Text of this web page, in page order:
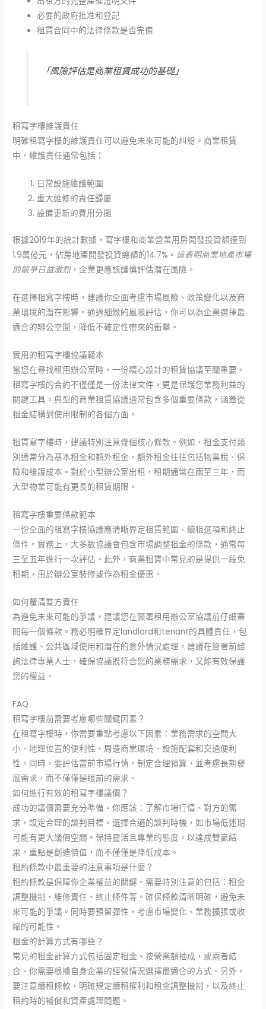
必要的政府批准和登記
租賃合同中的法律條款是否完備
「風險評估是商業租賃成功的基礎」
租寫字樓維護責任
明確租寫字樓的維護責任可以避免未來可能的糾紛。商業租賃
中，維護責任通常包括：
日常設施維護範圍
重大維修的責任歸屬
設備更新的費用分攤
根據2019年的統計數據，寫字樓和商業營業用房開發投資額達到
1.9萬億元，佔房地產開發投資總額的14.7%。這表明商業地產市場
的競爭日益激烈，企業更應該謹慎評估潛在風險。
在選擇租寫字樓時，建議你全面考慮市場風險、政策變化以及商
業環境的潛在影響。通過細緻的風險評估，你可以為企業選擇最
適合的辦公空間，降低不確定性帶來的衝擊。
實用的租寫字樓協議範本
當您在尋找租用辦公室時，一份精心設計的租賃協議至關重要。
租寫字樓的合約不僅僅是一份法律文件，更是保護您業務利益的
關鍵工具。典型的商業租賃協議通常包含多個重要條款，涵蓋從
租金結構到使用限制的各個方面。
租賃寫字樓時，建議特別注意幾個核心條款。例如，租金支付類
別通常分為基本租金和額外租金，額外租金往往包括物業稅、保
險和維護成本。對於小型辦公室出租，租期通常在兩至三年，而
大型物業可能有更長的租賃期限。
租寫字樓重要條款範本
一份全面的租寫字樓協議應清晰界定租賃範圍、續租選項和終止
條件。實務上，大多數協議會包含市場調整租金的條款，通常每
三至五年進行一次評估。此外，商業租賃中常見的是提供一段免
租期，用於辦公室裝修或作為租金優惠。
如何釐清雙方責任
為避免未來可能的爭議，建議您在簽署租用辦公室協議前仔細審
閱每一個條款。務必明確界定landlord和tenant的具體責任，包
括維護、公共區域使用和潛在的意外情況處理。建議在簽署前諮
詢法律專業人士，確保協議既符合您的業務需求，又能有效保護
您的權益。
FAQ
租寫字樓前需要考慮哪些關鍵因素？
在租寫字樓時，你需要重點考慮以下因素：業務需求的空間大
小、地理位置的便利性、周邊商業環境、設施配套和交通便利
性。同時，要評估當前市場行情，制定合理預算，並考慮長期發
展需求，而不僅僅是眼前的需求。
如何進行有效的租寫字樓議價？
成功的議價需要充分準備。你應該：了解市場行情、對方的需
求，設定合理的談判目標。選擇合適的談判時機，如市場低迷期
可能有更大議價空間。保持靈活且專業的態度，以達成雙贏結
果。重點是創造價值，而不僅僅是降低成本。
租約條款中最重要的注意事項是什麼？
租約條款是保障你企業權益的關鍵。需要特別注意的包括：租金
調整機制、維修責任、終止條件等。確保條款清晰明確，避免未
來可能的爭議。同時要預留彈性，考慮市場變化、業務擴張或收
縮的可能性。
租金的計算方式有哪些？
常見的租金計算方式包括固定租金、按營業額抽成，或兩者結
合。你需要根據自身企業的經營情況選擇最適合的方式。另外，
要注意續租條款，明確規定續租權利和租金調整機制，以及終止
租約時的補償和資產處理問題。